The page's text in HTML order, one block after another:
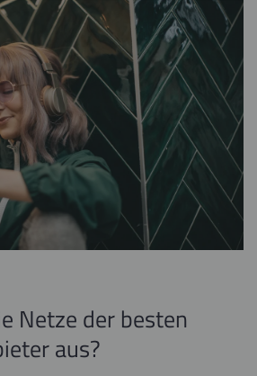
Netze der besten
aus?